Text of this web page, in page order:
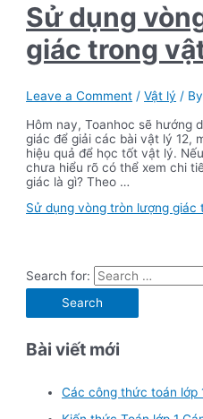
Sử dụng
giác trong
Leave a Comment /Vật lý / By
Hôm nay, Toanhoc sẽ hướng
giác để giải các bài vật lý 12,
hiệu quả để học tốt vật lý.
chưa hiểu rõ có thể xem chi
giác là gì? Theo …
Sử dụng vòng tròn lượng giác
Search for:
Bài viết mới
Các công thức toán lớp